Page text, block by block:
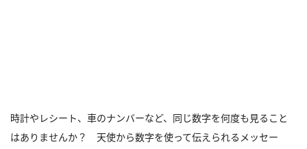
時計やレシート、車のナンバーなど、同じ数字を何度も見ること
はありませんか？ 天使から数字を使って伝えられるメッセー